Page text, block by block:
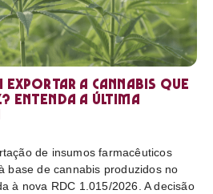
exportar a cannabis que
Entenda a última
de insumos farmacêuticos
base de cannabis produzidos no
à nova RDC 1.015/2026. A decisão